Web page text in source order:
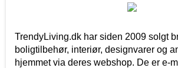
TrendyLiving.dk har siden 2009 solgt
boligtilbehør, interiør, designvarer og
hjemmet via deres webshop. De er e-